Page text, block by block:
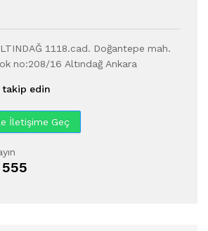
1118.cad. Doğantepe mah.
no:208/16 Altındağ Ankara
takip edin
İletişime Geç